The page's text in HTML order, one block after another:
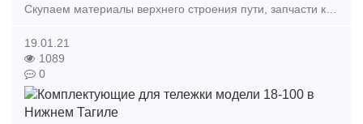
19.01.21
1089
0